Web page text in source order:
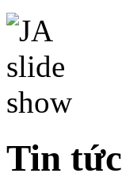
Tin tức